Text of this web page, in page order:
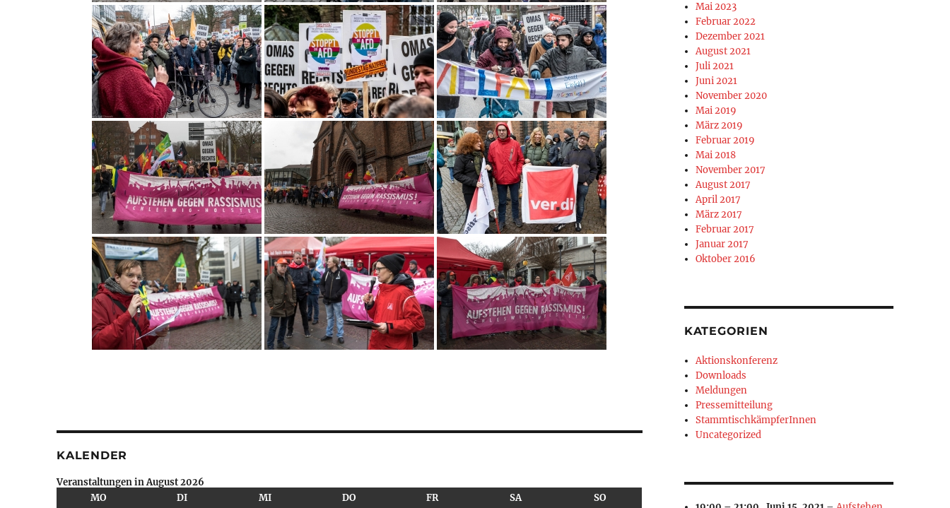
KALENDER
Veranstaltungen in August 2026
MOMONTAG DIDIENSTAG MIMITTWOCH DODONNERSTAG FRFREITAG SASAMSTAG SOSONNTAG
Mai 2023
Februar 2022
Dezember 2021
August 2021
Juli 2021
Juni 2021
November 2020
Mai 2019
März 2019
Februar 2019
Mai 2018
November 2017
August 2017
April 2017
März 2017
Februar 2017
Januar 2017
Oktober 2016
KATEGORIEN
Aktionskonferenz
Downloads
Meldungen
Pressemitteilung
StammtischkämpferInnen
Uncategorized